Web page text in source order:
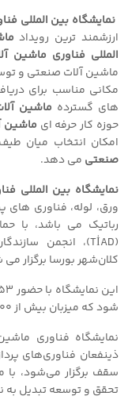
نمایشگاه بین المللی
ارزشمند ترین رویداد
المللی فناوری ماشین
ماشین آلات صنعتی و
مکانی مناسب برای
های گسترده ماشین
حوزه کار حرفه ای ماشین
امکان انتخاب میان
صنعتی می دهد.
نمایشگاه بین المللی
ورق، لوله، فناوری های
رباتیک می باشد، با
کلان‌شهر بورسا برگزار
شود که میزبان بیش از 30000 بازدید کننده از 62 کشور جهان خواهد بود.
نمایشگاه‌ فناوری
ذینفعان فناوری‌های
سقف برگزار می‌شود، با
تحقق و توسعه تبدیل